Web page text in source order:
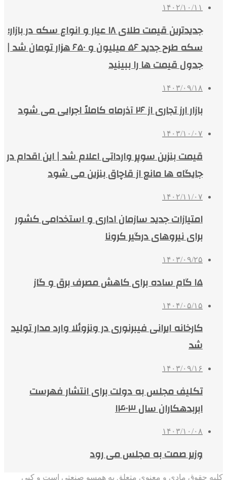
۱۴۰۲/۱۰/۱۱
جدیدترین قیمت طلای ۱۸ عیار و انواع سکه در بازار؛
سکه طرح جدید ۵۶ میلیون و ۶۵۰ هزار تومان شد |
جدول قیمت ها را ببینید
۱۴۰۳/۰۹/۱۸
بازار ارز تجاری از ۲۶ آذرماه کاملاً اجرایی می شود
۱۴۰۳/۱۰/۰۷
قیمت بنزین سوپر وارداتی اعلام شد | این اقدام در
جایگاه ها مانع از قاچاق بنزین می شود
۱۴۰۲/۱۱/۰۷
امتیازات جدید سازمان اداری و استخدامی کشور
برای نیروهای درگیر کرونا
۱۴۰۳/۰۹/۲۵
۱۵ گام ساده برای کاهش مصرف برق و گاز
۱۴۰۴/۰۵/۱۵
کارخانه ایرانی فیبرنوری در ونزوئلا وارد مدار تولید
شد
۱۴۰۳/۰۹/۱۶
تکلیف مجلس به دولت برای انتشار فهرست
ابربدهکاران سال ۱۴۰۳
۱۴۰۳/۱۰/۰۸
وزیر صمت به مجلس می رود
کلیه حقوق مادی و معنوی متعلق به همسو صنعتی است و کپی